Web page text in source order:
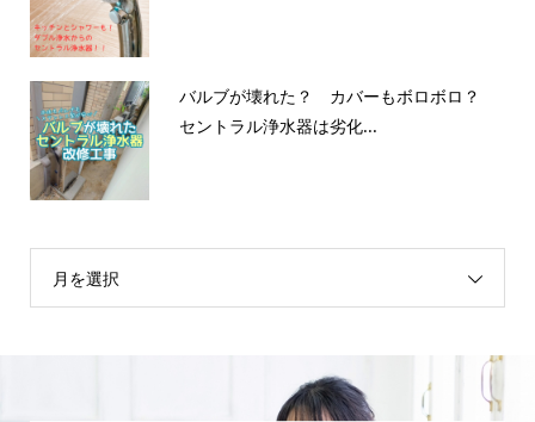
バルブが壊れた？ カバーもボロボロ？
セントラル浄水器は劣化...
月を選択